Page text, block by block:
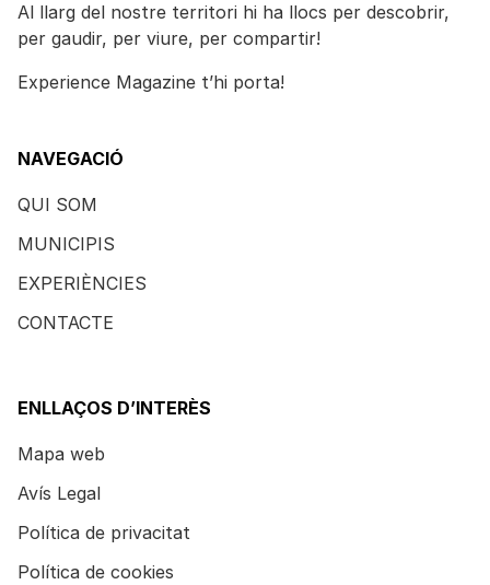
Al llarg del nostre territori hi ha llocs per descobrir,
per gaudir, per viure, per compartir!
Experience Magazine t’hi porta!
NAVEGACIÓ
QUI SOM
MUNICIPIS
EXPERIÈNCIES
CONTACTE
ENLLAÇOS D’INTERÈS
Mapa web
Avís Legal
Política de privacitat
Política de cookies